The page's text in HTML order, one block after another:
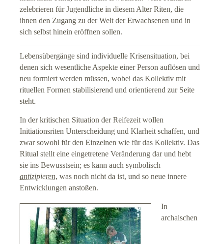
zelebrieren für Jugendliche in diesem Alter Riten, die
ihnen den Zugang zu der Welt der Erwachsenen und in
sich selbst hinein eröffnen sollen.
Lebensübergänge sind individuelle Krisensituation, bei
denen sich wesentliche Aspekte einer Person auflösen und
neu formiert werden müssen, wobei das Kollektiv mit
rituellen Formen stabilisierend und orientierend zur Seite
steht.
In der kritischen Situation der Reifezeit wollen
Initiationsriten Unterscheidung und Klarheit schaffen, und
zwar sowohl für den Einzelnen wie für das Kollektiv. Das
Ritual stellt eine eingetretene Veränderung dar und hebt
sie ins Bewusstsein; es kann auch symbolisch
antizipieren, was noch nicht da ist, und so neue innere
Entwicklungen anstoßen.
In
archaischen